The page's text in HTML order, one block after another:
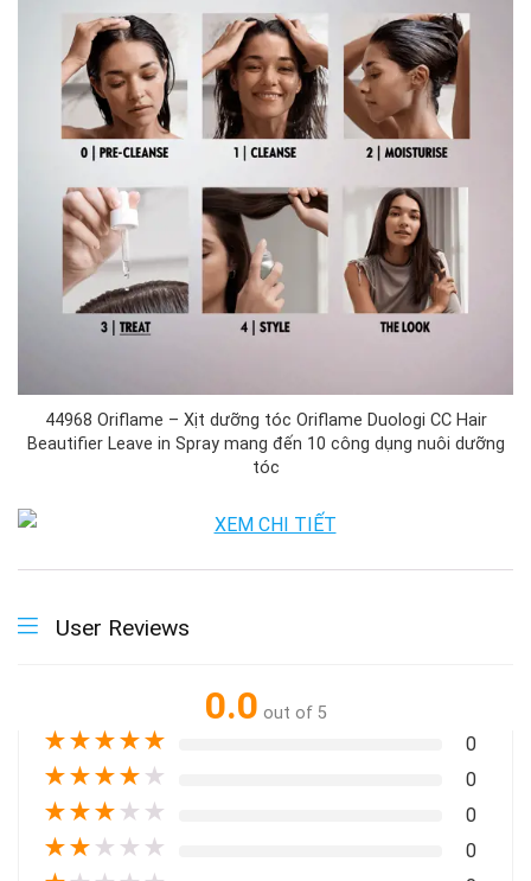
44968 Oriflame – Xịt dưỡng tóc Oriflame Duologi CC Hair
Beautifier Leave in Spray mang đến 10 công dụng nuôi dưỡng
tóc
User Reviews
0.0 out of 5
★★★★★ 0
★★★★ ★ 0
★★★ ★ ★ 0
★★ ★ ★ ★ 0